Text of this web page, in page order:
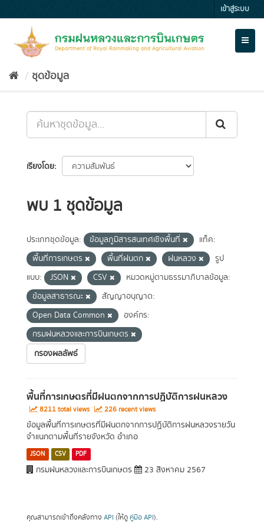
to
เข้าสู่ระบบ
ชุดข้อมูล
เรียงโดย
พบ 1 ชุดข้อมูล
ประเภทชุดข้อมูล: ข้อมูลภูมิสารสนเทศเชิงพื้นที่
แท็ค:
พื้นที่การเกษตร
พื้นที่ฝนตก ฝนหลวง
รูป
แบบ:
JSON CSV
หมวดหมู่ตามธรรมาภิบาลข้อมูล:
ข้อมูลสาธารณะ
สัญญาอนุญาต:
Open Data Common
องค์กร:
กรมฝนหลวงและการบินเกษตร
กรองผลลัพธ์
พื้นที่การเกษตรที่มีฝนตกจากการปฏิบัติการฝนหลวง
8211 total views 226 recent views
ข้อมูลพื้นที่การเกษตรที่มีฝนตกจากการปฏิบัติการฝนหลวงรายวัน
จำแนกตามพื้นที่รายจังหวัด อำเภอ
JSON CSV PDF
กรมฝนหลวงและการบินเกษตร 23 สิงหาคม 2567
คุณสามารถเข้าถึงคลังทาง API (ให้ดู คู่มือ API).